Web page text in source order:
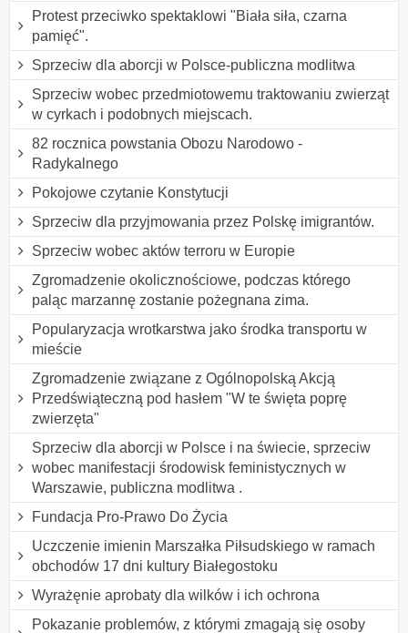
Protest przeciwko spektaklowi "Biała siła, czarna
pamięć".
Sprzeciw dla aborcji w Polsce-publiczna modlitwa
Sprzeciw wobec przedmiotowemu traktowaniu zwierząt
w cyrkach i podobnych miejscach.
82 rocznica powstania Obozu Narodowo -
Radykalnego
Pokojowe czytanie Konstytucji
Sprzeciw dla przyjmowania przez Polskę imigrantów.
Sprzeciw wobec aktów terroru w Europie
Zgromadzenie okolicznościowe, podczas którego
paląc marzannę zostanie pożegnana zima.
Popularyzacja wrotkarstwa jako środka transportu w
mieście
Zgromadzenie związane z Ogólnopolską Akcją
Przedświąteczną pod hasłem "W te święta poprę
zwierzęta"
Sprzeciw dla aborcji w Polsce i na świecie, sprzeciw
wobec manifestacji środowisk feministycznych w
Warszawie, publiczna modlitwa .
Fundacja Pro-Prawo Do Życia
Uczczenie imienin Marszałka Piłsudskiego w ramach
obchodów 17 dni kultury Białegostoku
Wyrażęnie aprobaty dla wilków i ich ochrona
Pokazanie problemów, z którymi zmagają się osoby